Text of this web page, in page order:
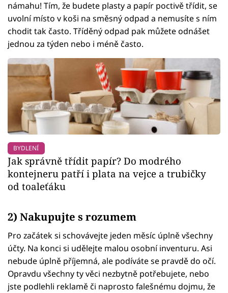
námahu! Tím, že budete plasty a papír poctivě třídit, se
uvolní místo v koši na směsný odpad a nemusíte s ním
chodit tak často. Tříděný odpad pak můžete odnášet
jednou za týden nebo i méně často.
BYDLENÍ
Jak správně třídit papír? Do modrého
kontejneru patří i plata na vejce a trubičky
od toaleťáku
2) Nakupujte s rozumem
Pro začátek si schovávejte jeden měsíc úplně všechny
účty. Na konci si udělejte malou osobní inventuru. Asi
nebude úplně příjemná, ale podíváte se pravdě do očí.
Opravdu všechny ty věci nezbytně potřebujete, nebo
jste podlehli reklamě či naprosto falešnému dojmu, že